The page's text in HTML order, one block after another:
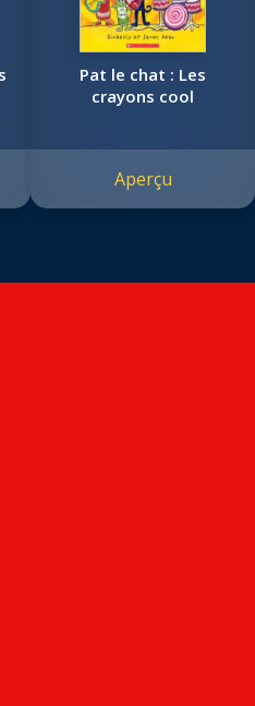
Pat le chat : Les
crayons cool
Aperçu